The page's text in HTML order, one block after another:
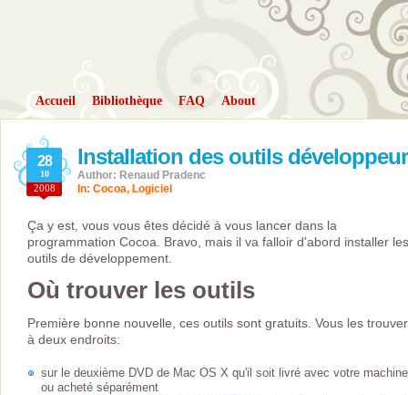
Accueil Bibliothèque FAQ About
Installation des outils développeur
28
10
2008
Author: Renaud Pradenc
In: Cocoa, Logiciel
Ça y est, vous vous êtes décidé à vous lancer dans la
programmation Cocoa. Bravo, mais il va falloir d'abord installer les
outils de développement.
Où trouver les outils
Première bonne nouvelle, ces outils sont gratuits. Vous les
à deux endroits:
sur le deuxième DVD de Mac OS X qu'il soit livré avec votre machine
ou acheté séparément